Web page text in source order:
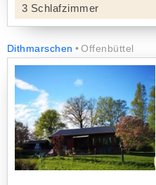
3 Schlafzimmer
Dithmarschen Offenbüttel